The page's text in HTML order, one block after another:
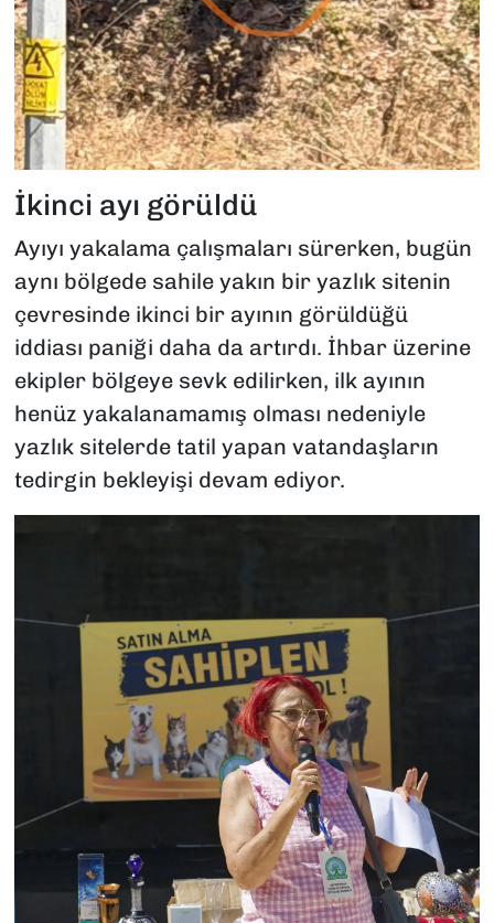
İkinci ayı görüldü
Ayıyı yakalama çalışmaları sürerken, bugün
aynı bölgede sahile yakın bir yazlık sitenin
çevresinde ikinci bir ayının görüldüğü
iddiası paniği daha da artırdı. İhbar üzerine
ekipler bölgeye sevk edilirken, ilk ayının
henüz yakalanamamış olması nedeniyle
yazlık sitelerde tatil yapan vatandaşların
tedirgin bekleyişi devam ediyor.